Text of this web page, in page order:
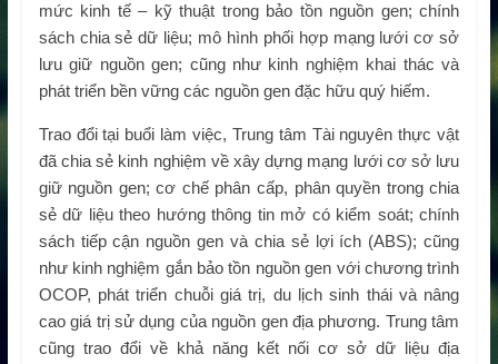
mức kinh tế – kỹ thuật trong bảo tồn nguồn gen; chính
sách chia sẻ dữ liệu; mô hình phối hợp mạng lưới cơ sở
lưu giữ nguồn gen; cũng như kinh nghiệm khai thác và
phát triển bền vững các nguồn gen đặc hữu quý hiếm.
Trao đổi tại buổi làm việc, Trung tâm Tài nguyên thực vật
đã chia sẻ kinh nghiệm về xây dựng mạng lưới cơ sở lưu
giữ nguồn gen; cơ chế phân cấp, phân quyền trong chia
sẻ dữ liệu theo hướng thông tin mở có kiểm soát; chính
sách tiếp cận nguồn gen và chia sẻ lợi ích (ABS); cũng
như kinh nghiệm gắn bảo tồn nguồn gen với chương trình
OCOP, phát triển chuỗi giá trị, du lịch sinh thái và nâng
cao giá trị sử dụng của nguồn gen địa phương. Trung tâm
cũng trao đổi về khả năng kết nối cơ sở dữ liệu địa